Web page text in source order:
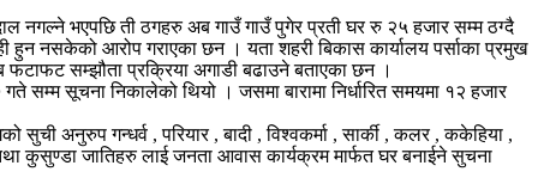
नगल्ने भएपछि ती ठगहरु अब गाउँ गाउँ पुगेर प्रती घर रु २५ हजार सम्म ठग्दै
नसकेको आरोप गराएका छन । यता शहरी बिकास कार्यालय पर्साका प्रमुख
सम्झौता प्रक्रिया अगाडी बढाउने बताएका छन ।
सम्म सूचना निकालेको थियो । जसमा बारामा निर्धारित समयमा १२ हजार
सुची अनुरुप गन्धर्व , परियार , बादी , विश्वकर्मा , सार्की , कलर , ककेहिया ,
कुसुण्डा जातिहरु लाई जनता आवास कार्यक्रम मार्फत घर बनाईने सुचना